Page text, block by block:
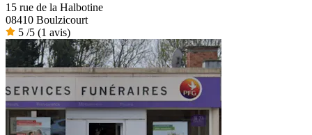
15 rue de la Halbotine
08410 Boulzicourt
5 /5 (1 avis)